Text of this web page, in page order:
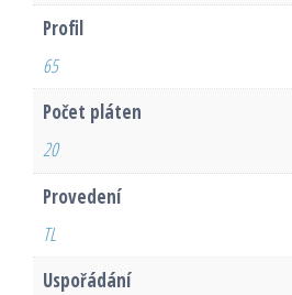
Profil
65
Počet pláten
20
Provedení
TL
Uspořádání